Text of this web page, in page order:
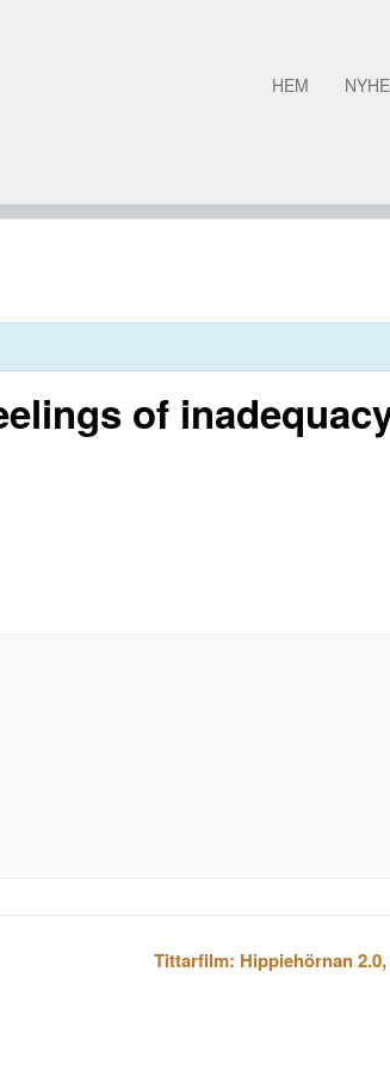
HEM
of
Tittarfilm: Hippiehörnan